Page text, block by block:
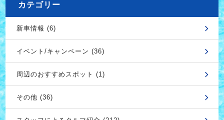
カテゴリー
新車情報 (6)
イベント/キャンペーン (36)
周辺のおすすめスポット (1)
その他 (36)